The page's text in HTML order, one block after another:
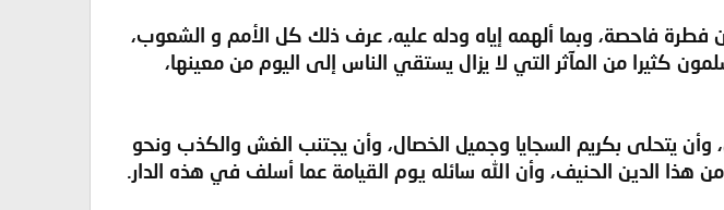
من فطرة فاحصة، وبما ألهمه إياه ودله عليه، عرف ذلك كل الأمم و الشعوب،
كثيرا من المآثر التي لا يزال يستقي الناس إلى اليوم من معينها،
يتحلى بكريم السجايا وجميل الخصال، وأن يجتنب الغش والكذب ونحو
هذا الدين الحنيف، وأن الله سائله يوم القيامة عما أسلف في هذه الدار.